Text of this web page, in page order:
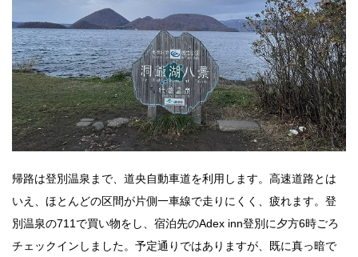
帰路は登別温泉まで、道央自動車道を利用します。高速道路とは
いえ、ほとんどの区間が片側一車線で走りにくく、疲れます。登
別温泉の711で買い物をし、宿泊先のAdex inn登別に夕方6時ごろ
チェックインしました。予定通りではありますが、既に真っ暗で